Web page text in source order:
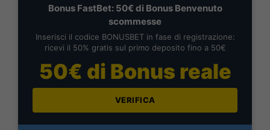
Bonus FastBet: 50€ di Bonus Benvenuto
scommesse
Inserisci il codice BONUSBET in fase di registrazione:
ricevi il 50% gratis sul primo deposito fino a 50€
50€ di Bonus reale
VERIFICA